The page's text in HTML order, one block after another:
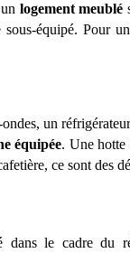
logement meublé
sous-équipé. Pour un
un réfrig
équipée. Une hotte
ère, ce sont des
dans le cadre du